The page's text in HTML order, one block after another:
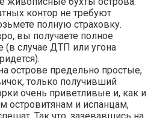
контор не требуют
полную страховку.
вы получаете полное
(в случае ДТП или угона
острове предельно простые,
только получивший
очень приветливые и, как и
островитянам и испанцам,
Так что, зазевавшись на